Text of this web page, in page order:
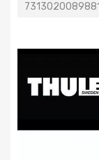
7313020089881